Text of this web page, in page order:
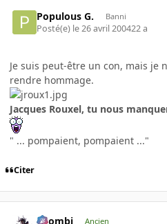
Populous G. Banni
Posté(e) le 26 avril 200422 a
Je suis peut-être un con, mais je
rendre hommage.
Jacques Rouxel, tu nous
" ... pompaient, pompaient ..."
Citer
XZombi Ancien